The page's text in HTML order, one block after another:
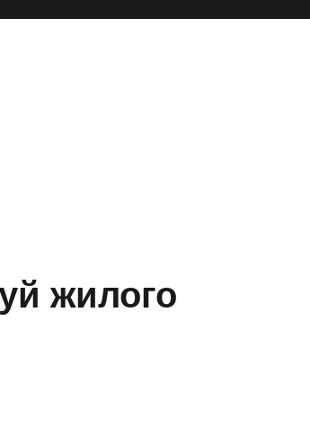
жилого